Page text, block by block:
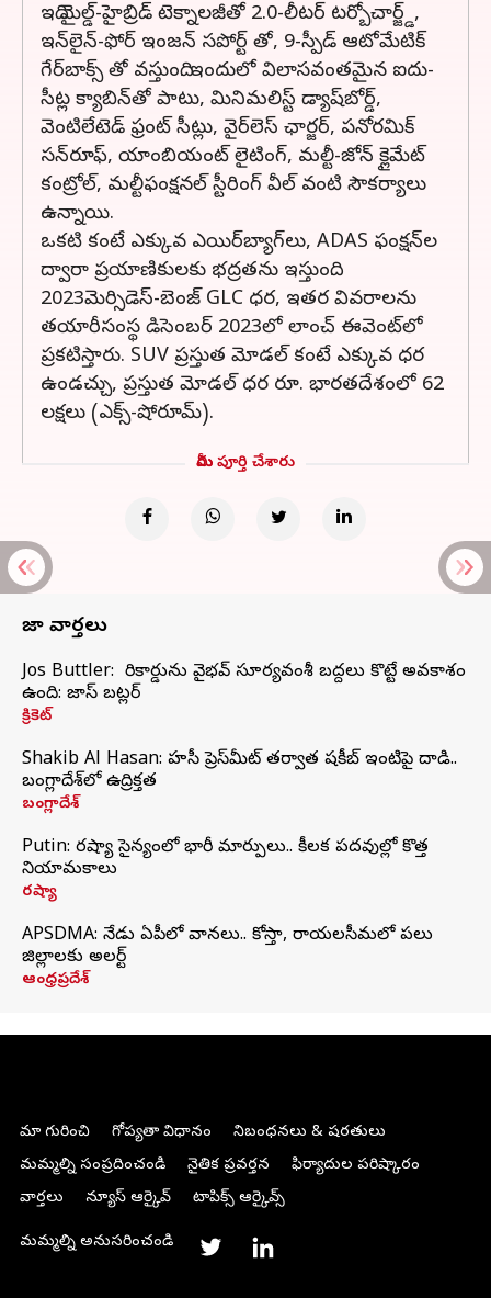
ఇది మైల్డ్-హైబ్రిడ్ టెక్నాలజీతో 2.0-లీటర్ టర్బోచార్జ్డ్,
ఇన్‌లైన్-ఫోర్ ఇంజన్‌ సపోర్ట్ తో, 9-స్పీడ్ ఆటోమేటిక్
గేర్‌బాక్స్ తో వస్తుంది. ఇందులో విలాసవంతమైన ఐదు-
సీట్ల క్యాబిన్‌తో పాటు, మినిమలిస్ట్ డ్యాష్‌బోర్డ్,
వెంటిలేటెడ్ ఫ్రంట్ సీట్లు, వైర్‌లెస్ ఛార్జర్, పనోరమిక్
సన్‌రూఫ్, యాంబియంట్ లైటింగ్, మల్టీ-జోన్ క్లైమేట్
కంట్రోల్, మల్టీఫంక్షనల్ స్టీరింగ్ వీల్‌ వంటి సౌకర్యాలు
ఉన్నాయి.
ఒకటి కంటే ఎక్కువ ఎయిర్‌బ్యాగ్‌లు, ADAS ఫంక్షన్‌ల
ద్వారా ప్రయాణికులకు భద్రతను ఇస్తుంది.
2023మెర్సిడెస్-బెంజ్ GLC ధర, ఇతర వివరాలను
తయారీసంస్థ డిసెంబర్ 2023లో లాంచ్ ఈవెంట్‌లో
ప్రకటిస్తారు. SUV ప్రస్తుత మోడల్ కంటే ఎక్కువ ధర
ఉండచ్చు, ప్రస్తుత మోడల్ ధర రూ. భారతదేశంలో 62
లక్షలు (ఎక్స్-షోరూమ్).
మీరు పూర్తి చేశారు
తాజా వార్తలు
Jos Buttler: నా రికార్డును వైభవ్ సూర్యవంశీ బద్దలు కొట్టే అవకాశం
ఉంది: జాస్ బట్లర్
క్రికెట్
Shakib Al Hasan: హసీనా ప్రెస్‌మీట్‌ తర్వాత షకీబ్‌ ఇంటిపై దాడి..
బంగ్లాదేశ్‌లో ఉద్రిక్తత
బంగ్లాదేశ్
Putin: రష్యా సైన్యంలో భారీ మార్పులు.. కీలక పదవుల్లో కొత్త
నియామకాలు
రష్యా
APSDMA: నేడు ఏపీలో వానలు.. కోస్తా, రాయలసీమలో పలు
జిల్లాలకు అలర్ట్
ఆంధ్రప్రదేశ్
మా గురించి గోప్యతా విధానం
నిబంధనలు & షరతులు
మమ్మల్ని సంప్రదించండి
నైతిక ప్రవర్తన
ఫిర్యాదుల పరిష్కారం
వార్తలు
న్యూస్ ఆర్కైవ్ టాపిక్స్ ఆర్కైవ్స్
మమ్మల్ని అనుసరించండి